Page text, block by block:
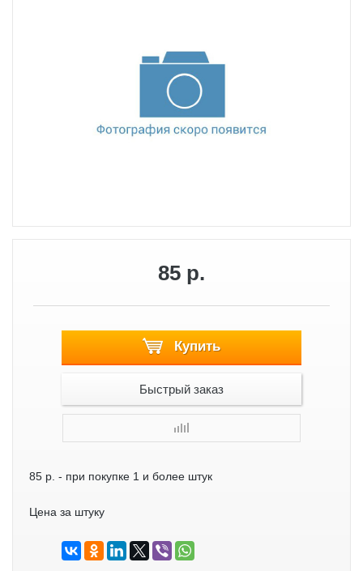
85 р.
Купить
Быстрый заказ
85 р. - при покупке 1 и более штук
Цена за штуку